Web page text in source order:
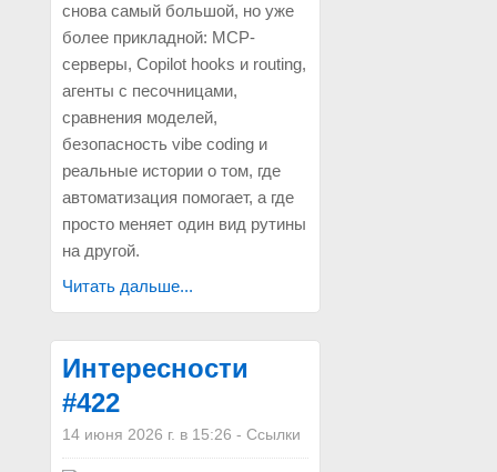
снова самый большой, но уже
более прикладной: MCP-
серверы, Copilot hooks и routing,
агенты с песочницами,
сравнения моделей,
безопасность vibe coding и
реальные истории о том, где
автоматизация помогает, а где
просто меняет один вид рутины
на другой.
Читать дальше...
Интересности
#422
14 июня 2026 г. в 15:26 - Ссылки